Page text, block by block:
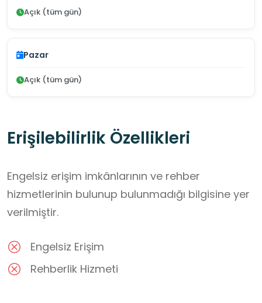
Açık (tüm gün)
Pazar
Açık (tüm gün)
Erişilebilirlik Özellikleri
Engelsiz erişim imkânlarının ve rehber
hizmetlerinin bulunup bulunmadığı bilgisine yer
verilmiştir.
Engelsiz Erişim
Rehberlik Hizmeti